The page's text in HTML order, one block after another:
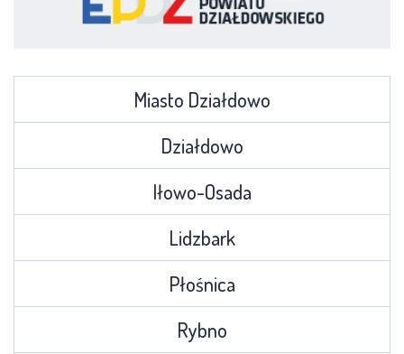
Miasto Działdowo
Działdowo
Iłowo-Osada
Lidzbark
Płośnica
Rybno